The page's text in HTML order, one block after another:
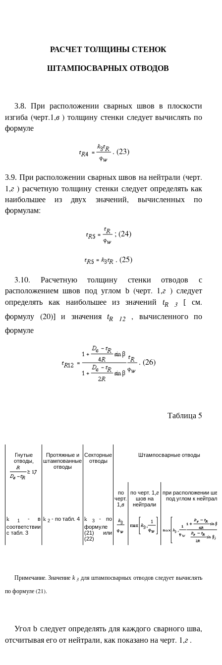
РАСЧЕТ ТОЛЩИНЫ СТЕНОК
ШТАМПОСВАРНЫХ ОТВОДОВ
3.8. При расположении сварных швов в плоскости
изгиба (черт.1,в) толщину стенки следует вычислять по
формуле
. (23)
3.9. При расположении сварных швов на нейтрали (черт.
1,г ) расчетную толщину стенки следует определять как
наибольшее из двух значений, вычисленных по
формулам:
; (24)
. (25)
3.10. Расчетную толщину стенки отводов с
расположением швов под углом b(черт. 1,г ) следует
определять как наибольшее из значений
tR 3 [
см.
формулу (20)]и значения tR 12
, вычисленного по
формуле
. (26)
Таблица 5
Гнутые
отводы,
Протяжные и
штампованные
отводы
Секторные
отводы
Штампосварные отводы
по
черт.
1, в
по черт. 1, г
шов на
нейтрали
при расположении
под углом к нейтрали
k 1 - в
соответствии
с табл. 3
k 2 - по табл. 4 k 3- по
формуле
(21) или
(22)
Примечание. Значение k 3 для штампосварных отводов следует вычислять
по формуле (21).
Уголb следует определять для каждого сварного шва,
отсчитывая его от нейтрали, как показано на черт. 1,г .